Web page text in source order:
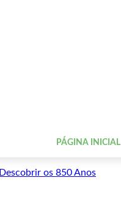
PÁGINA INICIAL
Descobrir os 850 Anos